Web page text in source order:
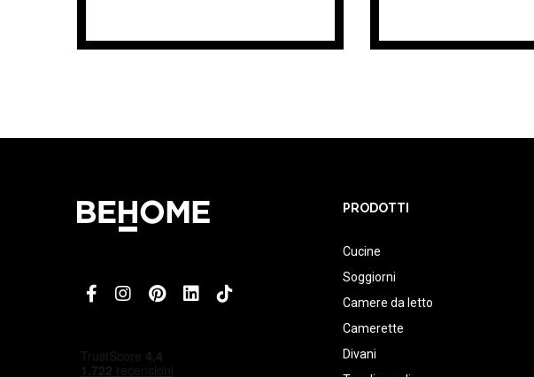
PRODOTTI
Cucine
Soggiorni
Camere da letto
Camerette
Divani